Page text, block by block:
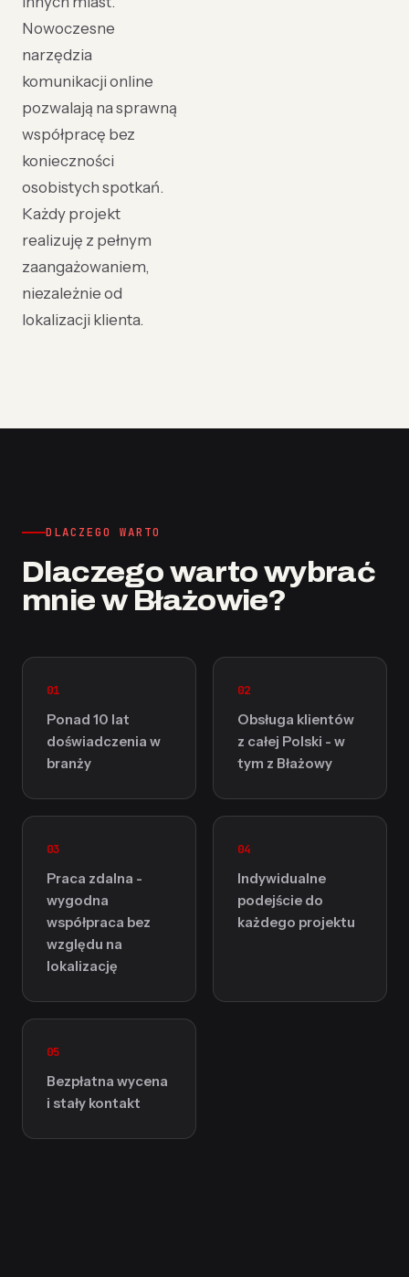
Nowoczesne
narzędzia
komunikacji online
pozwalają na sprawną
współpracę bez
konieczności
osobistych spotkań.
Każdy projekt
realizuję z pełnym
zaangażowaniem,
niezależnie od
lokalizacji klienta.
DLACZEGO WARTO
Dlaczego warto wybrać
mnie w Błażowie?
01
Ponad 10 lat
doświadczenia w
branży
02
Obsługa klientów
z całej Polski - w
tym z Błażowy
03
Praca zdalna -
wygodna
współpraca bez
względu na
lokalizację
04
Indywidualne
podejście do
każdego projektu
05
Bezpłatna wycena
i stały kontakt